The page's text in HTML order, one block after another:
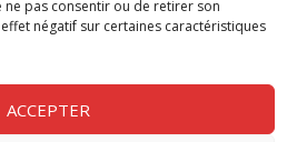
ne pas consentir ou de retirer son
négatif sur certaines caractéristiques
ACCEPTER
visuel